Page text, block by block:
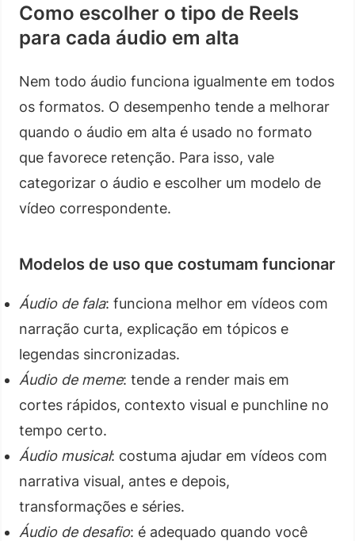
Como escolher o tipo de Reels
para cada áudio em alta
Nem todo áudio funciona igualmente em todos
os formatos. O desempenho tende a melhorar
quando o áudio em alta é usado no formato
que favorece retenção. Para isso, vale
categorizar o áudio e escolher um modelo de
vídeo correspondente.
Modelos de uso que costumam funcionar
Áudio de fala: funciona melhor em vídeos com
narração curta, explicação em tópicos e
legendas sincronizadas.
Áudio de meme: tende a render mais em
cortes rápidos, contexto visual e punchline no
tempo certo.
Áudio musical: costuma ajudar em vídeos com
narrativa visual, antes e depois,
transformações e séries.
Áudio de desafio: é adequado quando você